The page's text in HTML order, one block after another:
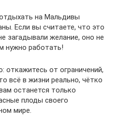
на Мальдивы
Если вы считаете, что это
загадывали желание, оно не
нужно работать!
откажитесь от ограничений,
всё в жизни реально, чётко
останется только
плоды своего
мире.